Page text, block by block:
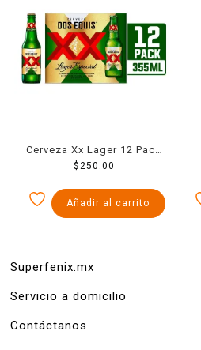
Cerveza Xx Lager 12 Pack
355 Ml
$250.00
Añadir al carrito
Superfenix.mx
Servicio a domicilio
Contáctanos